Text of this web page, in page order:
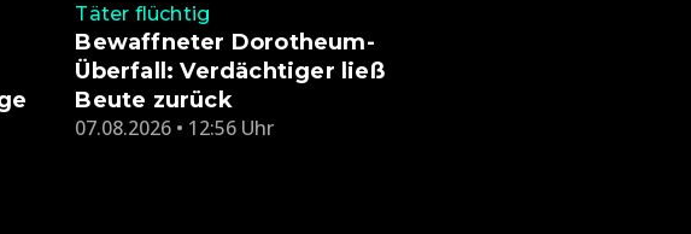
Täter flüchtig
Bewaffneter Dorotheum-
Überfall: Verdächtiger ließ
Beute zurück
07.08.2026 • 12:56 Uhr